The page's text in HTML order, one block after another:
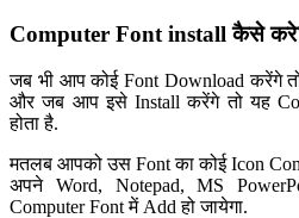
Computer Font install कैसे
जब भी आप कोई Font Download करेंगे
और जब आप इसे Install करेंगे तो यह
होता है.
मतलब आपको उस Font का कोई Icon
अपने Word, Notepad, MS
Computer Font में Add हो जायेगा.